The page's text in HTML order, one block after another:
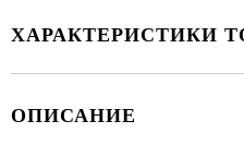
ХАРАКТЕРИСТИКИ
ОПИСАНИЕ